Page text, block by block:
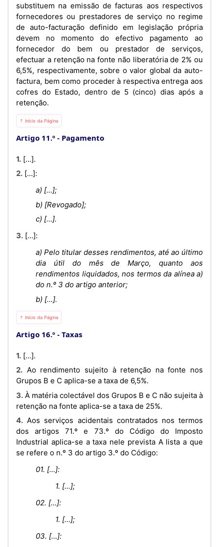
substituem na emissão de facturas aos respectivos
fornecedores ou prestadores de serviço no regime
de auto-facturação definido em legislação própria
devem no momento do efectivo pagamento ao
fornecedor do bem ou prestador de serviços,
efectuar a retenção na fonte não liberatória de 2% ou
6,5%, respectivamente, sobre o valor global da auto-
factura, bem como proceder à respectiva entrega aos
cofres do Estado, dentro de 5 (cinco) dias após a
retenção.
⇡ Início da Página
Artigo 11.º Pagamento
1. […].
2. […]:
a) […];
b) [Revogado];
c) […].
3. […]:
a) Pelo titular desses rendimentos, até ao último
dia útil do mês de Março, quanto aos
rendimentos liquidados, nos termos da alínea a)
do n.º 3 do artigo anterior;
b) […].
⇡ Início da Página
Artigo 16.º Taxas
1. […].
2. Ao rendimento sujeito à retenção na fonte nos
Grupos B e C aplica-se a taxa de 6,5%.
3. À matéria colectável dos Grupos B e C não sujeita à
retenção na fonte aplica-se a taxa de 25%.
4. Aos serviços acidentais contratados nos termos
dos artigos 71.º e 73.º do Código do Imposto
Industrial aplica-se a taxa nele prevista A lista a que
se refere o n.º 3 do artigo 3.º do Código:
01. […]:
1. […];
02. […]:
1. […];
03. […]: